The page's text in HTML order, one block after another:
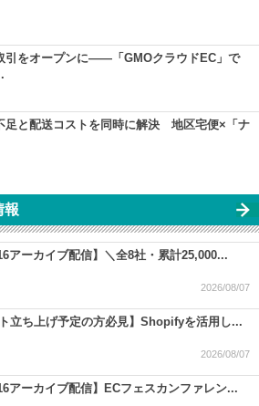
引をオープンに――「GMOクラウドEC」で
足と配送コストを同時に解決 地区宅便×「ナ
報
アーカイブ配信】＼全8社・累計25,000...
2026/08/07
ト立ち上げ予定の方必見】Shopifyを活用し...
2026/08/07
アーカイブ配信】ECフェスカンファレン...